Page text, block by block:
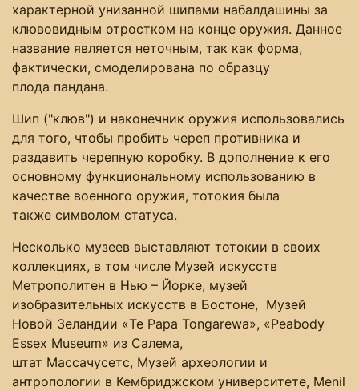
характерной унизанной шипами набалдашины за
клювовидным отростком на конце оружия. Данное
название является неточным, так как форма,
фактически, смоделирована по образцу
плода пандана.
Шип ("клюв") и наконечник оружия использовались
для того, чтобы пробить череп противника и
раздавить черепную коробку. В дополнение к его
основному функциональному использованию в
качестве военного оружия, тотокия была
также символом статуса.
Несколько музеев выставляют тотокии в своих
коллекциях, в том числе Музей искусств
Метрополитен в Нью – Йорке, музей
изобразительных искусств в Бостоне, Музей
Новой Зеландии «Te Papa Tongarewa», «Peabody
Essex Museum» из Салема,
штат Массачусетс, Музей археологии и
антропологии в Кембриджском университете, Menil